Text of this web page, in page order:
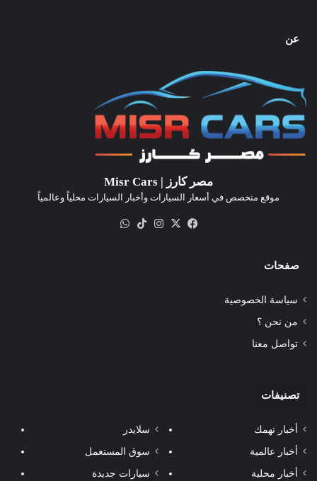
عن
مصر كارز | Misr Cars
موقع متخصص في أسعار السيارات وأخبار السيارات محلياً وعالمياً
فيسبوك
‫X انستقرام‫TikTok
صفحات
سياسة الخصوصية
من نحن ؟
تواصل معنا
تصنيفات
أخبار تهمك
أخبار عالمية
أخبار محلية
سلايدر
سوق المستعمل
سيارات جديدة